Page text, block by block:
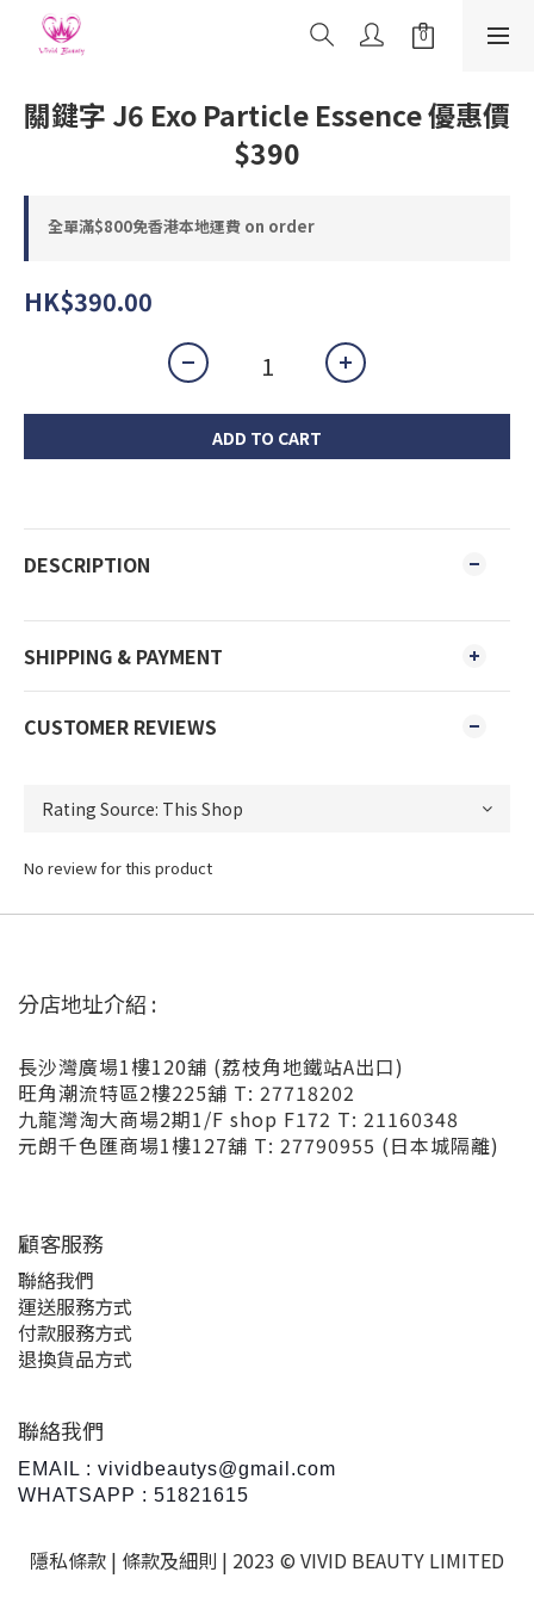
關鍵字 J6 Exo Particle Essence 優惠價
$390
全單滿$800免香港本地運費 on order
HK$390.00
ADD TO CART
DESCRIPTION
SHIPPING & PAYMENT
CUSTOMER REVIEWS
No review for this product
分店地址介紹 :
長沙灣廣場1樓120舖 (荔枝角地鐵站A出口)
旺角潮流特區2樓225舖 T: 27718202
九龍灣淘大商場2期1/F shop F172 T: 21160348
元朗千色匯商場1樓127舖 T: 27790955 (日本城隔離)
顧客服務
聯絡我們
運送服務方式
付款服務方式
退換貨品方式
聯絡我們
EMAIL : vividbeautys@gmail.com
WHATSAPP : 51821615
隱私條款 | 條款及細則 | 2023 © VIVID BEAUTY LIMITED